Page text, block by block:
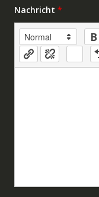
Nachricht *